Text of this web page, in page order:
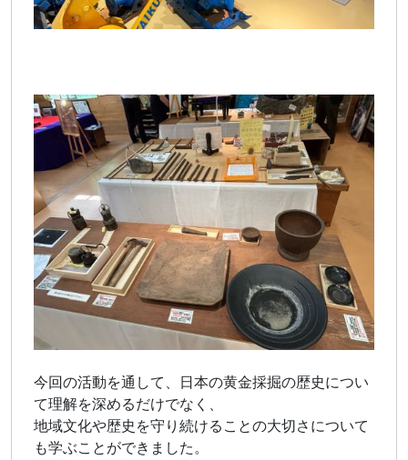
今回の活動を通して、日本の黄金採掘の歴史につい
て理解を深めるだけでなく、
地域文化や歴史を守り続けることの大切さについて
も学ぶことができました。